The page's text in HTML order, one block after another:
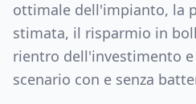
ottimale dell'impianto, la
stimata, il risparmio in
rientro dell'investimento
scenario con e senza